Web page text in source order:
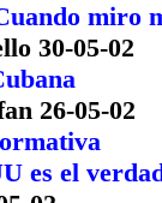
miro
30-05-02
26-05-02
es el